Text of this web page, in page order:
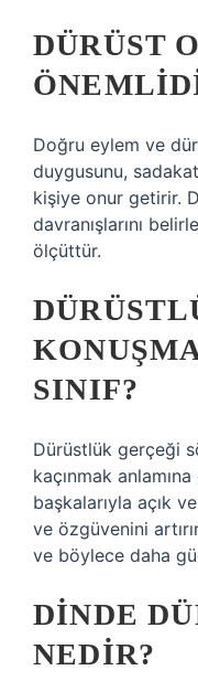
DÜRÜST
Doğru eylem ve
duygusunu,
kişiye onur getirir.
davranışlarını
ölçüttür.
SINIF?
Dürüstlük gerçeği
kaçınmak
başkalarıyla açık
ve özgüvenini
ve böylece daha
DINDE
NEDIR?